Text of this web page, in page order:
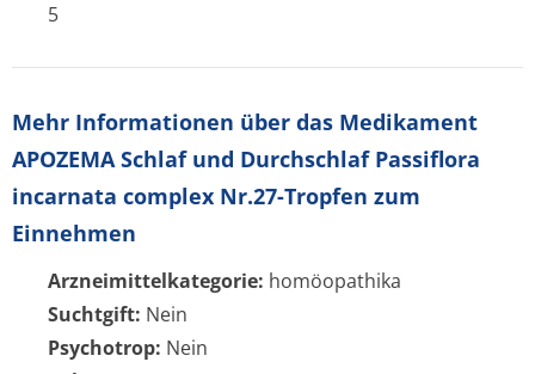
5
Mehr Informationen über das Medikament
APOZEMA Schlaf und Durchschlaf Passiflora
incarnata complex Nr.27-Tropfen zum
Einnehmen
Arzneimittelkategorie: homöopathika
Suchtgift: Nein
Psychotrop: Nein